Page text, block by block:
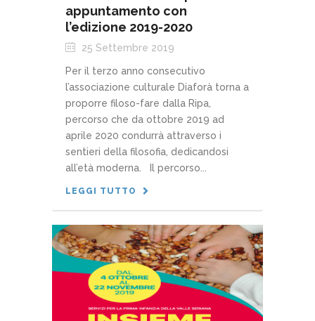
appuntamento con
l’edizione 2019-2020
25 Settembre 2019
Per il terzo anno consecutivo
l’associazione culturale Diaforà torna a
proporre filoso-fare dalla Ripa,
percorso che da ottobre 2019 ad
aprile 2020 condurrà attraverso i
sentieri della filosofia, dedicandosi
all’età moderna. Il percorso...
LEGGI TUTTO